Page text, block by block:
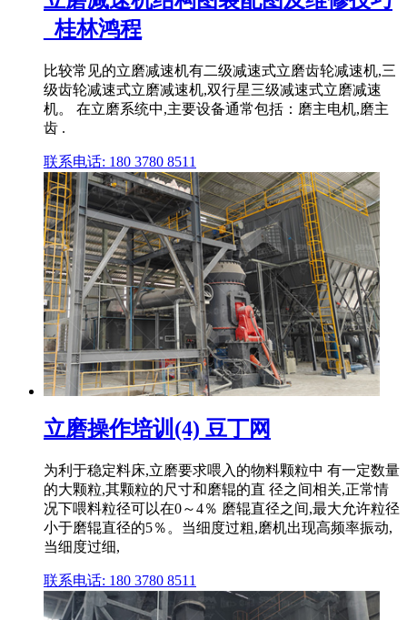
_桂林鸿程
比较常见的立磨减速机有二级减速式立磨齿轮减速机,三
级齿轮减速式立磨减速机,双行星三级减速式立磨减速
机。 在立磨系统中,主要设备通常包括：磨主电机,磨主
齿 .
联系电话: 180 3780 8511
立磨操作培训(4) 豆丁网
为利于稳定料床,立磨要求喂入的物料颗粒中 有一定数量
的大颗粒,其颗粒的尺寸和磨辊的直 径之间相关,正常情
况下喂料粒径可以在0～4％ 磨辊直径之间,最大允许粒径
小于磨辊直径的5％。当细度过粗,磨机出现高频率振动,
当细度过细,
联系电话: 180 3780 8511